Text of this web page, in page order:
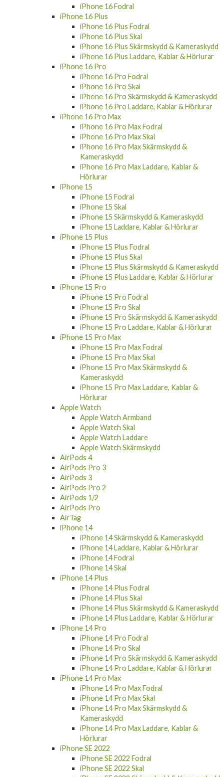
iPhone 16 Skal
iPhone 16 Skärmskydd & Kameraskydd
iPhone 16 Laddare, Kablar & Hörlurar
iPhone 16 Fodral
iPhone 16 Plus
iPhone 16 Plus Fodral
iPhone 16 Plus Skal
iPhone 16 Plus Skärmskydd & Kameraskydd
iPhone 16 Plus Laddare, Kablar & Hörlurar
iPhone 16 Pro
iPhone 16 Pro Fodral
iPhone 16 Pro Skal
iPhone 16 Pro Skärmskydd & Kameraskydd
iPhone 16 Pro Laddare, Kablar & Hörlurar
iPhone 16 Pro Max
iPhone 16 Pro Max Fodral
iPhone 16 Pro Max Skal
iPhone 16 Pro Max Skärmskydd &
Kameraskydd
iPhone 16 Pro Max Laddare, Kablar &
Hörlurar
iPhone 15
iPhone 15 Fodral
iPhone 15 Skal
iPhone 15 Skärmskydd & Kameraskydd
iPhone 15 Laddare, Kablar & Hörlurar
iPhone 15 Plus
iPhone 15 Plus Fodral
iPhone 15 Plus Skal
iPhone 15 Plus Skärmskydd & Kameraskydd
iPhone 15 Plus Laddare, Kablar & Hörlurar
iPhone 15 Pro
iPhone 15 Pro Fodral
iPhone 15 Pro Skal
iPhone 15 Pro Skärmskydd & Kameraskydd
iPhone 15 Pro Laddare, Kablar & Hörlurar
iPhone 15 Pro Max
iPhone 15 Pro Max Fodral
iPhone 15 Pro Max Skal
iPhone 15 Pro Max Skärmskydd &
Kameraskydd
iPhone 15 Pro Max Laddare, Kablar &
Hörlurar
Apple Watch
Apple Watch Armband
Apple Watch Skal
Apple Watch Laddare
Apple Watch Skärmskydd
AirPods 4
AirPods Pro 3
AirPods 3
AirPods Pro 2
AirPods 1/2
AirPods Pro
AirTag
iPhone 14
iPhone 14 Skärmskydd & Kameraskydd
iPhone 14 Laddare, Kablar & Hörlurar
iPhone 14 Fodral
iPhone 14 Skal
iPhone 14 Plus
iPhone 14 Plus Fodral
iPhone 14 Plus Skal
iPhone 14 Plus Skärmskydd & Kameraskydd
iPhone 14 Plus Laddare, Kablar & Hörlurar
iPhone 14 Pro
iPhone 14 Pro Fodral
iPhone 14 Pro Skal
iPhone 14 Pro Skärmskydd & Kameraskydd
iPhone 14 Pro Laddare, Kablar & Hörlurar
iPhone 14 Pro Max
iPhone 14 Pro Max Fodral
iPhone 14 Pro Max Skal
iPhone 14 Pro Max Skärmskydd &
Kameraskydd
iPhone 14 Pro Max Laddare, Kablar &
Hörlurar